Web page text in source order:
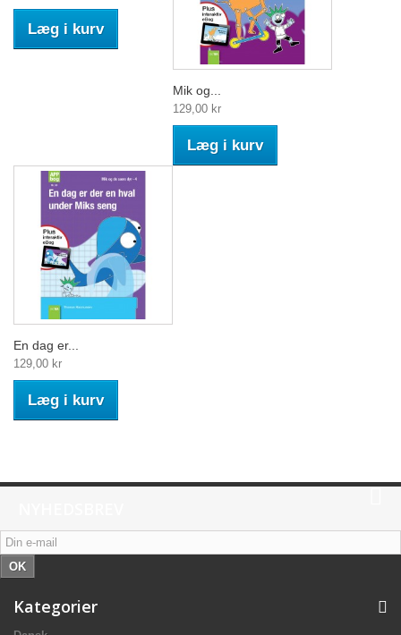
Læg i kurv
Mik og...
129,00 kr
Læg i kurv
En dag er...
129,00 kr
Læg i kurv
OK
Kategorier